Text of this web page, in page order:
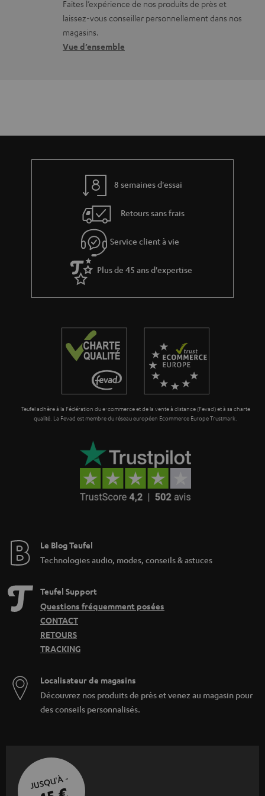
l
a
t
à
t
o
n
n
s
r
i
n
t
c
o
n
Faites l’expérience de nos produits de près et
laissez-vous conseiller personnellement dans nos
magasins.
Vue d’ensemble
8 semaines d'essai
Retours sans frais
Service client à vie
Plus de 45 ans d'expertise
Teufel adhère à la Fédération du e-commerce et de la vente à distance (Fevad) et à sa charte
qualité. La Fevad est membre du réseau européen Ecommerce Europe Trustmark.
Le Blog Teufel
Technologies audio, modes, conseils & astuces
Teufel Support
Questions fréquemment posées
CONTACT
RETOURS
TRACKING
Localisateur de magasins
Découvrez nos produits de près et venez au magasin pour
des conseils personnalisés.
JUSQU'À -